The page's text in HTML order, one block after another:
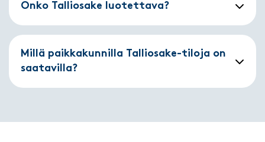
Onko Talliosake luotettava?
Millä paikkakunnilla Talliosake-tiloja on
saatavilla?